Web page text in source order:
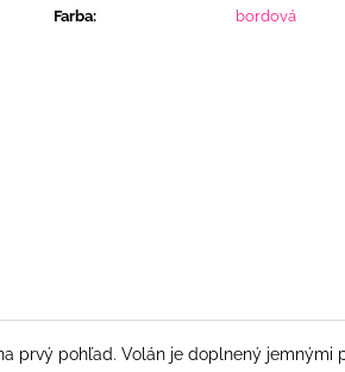
Farba: bordová
pohľad. Volán je doplnený jemnými